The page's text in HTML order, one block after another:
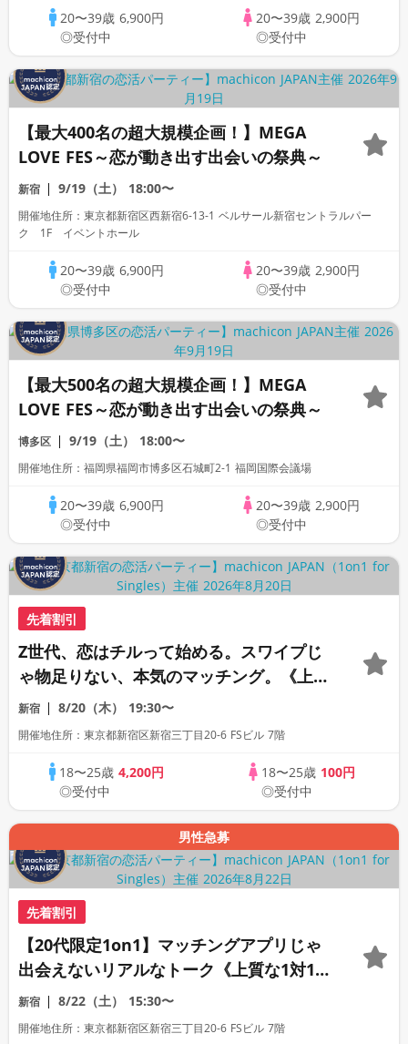
20〜39歳 6,900円
◎受付中
20〜39歳 2,900円
◎受付中
【最大400名の超大規模企画！】MEGA
LOVE FES～恋が動き出す出会いの祭典～
新宿 9/19（土） 18:00〜
開催地住所：東京都新宿区西新宿6-13-1 ベルサール新宿セントラルパー
ク 1F イベントホール
20〜39歳 6,900円
◎受付中
20〜39歳 2,900円
◎受付中
【最大500名の超大規模企画！】MEGA
LOVE FES～恋が動き出す出会いの祭典～
博多区 9/19（土） 18:00〜
開催地住所：福岡県福岡市博多区石城町2-1 福岡国際会議場
20〜39歳 6,900円
◎受付中
20〜39歳 2,900円
◎受付中
先着割引
Z世代、恋はチルって始める。スワイプじ
ゃ物足りない、本気のマッチング。《上質
な1対1相席専用会場》《全席半個室》《飲
み放題付き》《machicon JAPAN主催》
新宿 8/20（木） 19:30〜
開催地住所：東京都新宿区新宿三丁目20-6 FSビル 7階
18〜25歳4,200円
◎受付中
18〜25歳 100円
◎受付中
男性急募
先着割引
【20代限定1on1】マッチングアプリじゃ
出会えないリアルなトーク《上質な1対1相
席専用会場》《全席半個室》《飲み放題付
き》《machicon JAPAN主催》
新宿 8/22（土） 15:30〜
開催地住所：東京都新宿区新宿三丁目20-6 FSビル 7階